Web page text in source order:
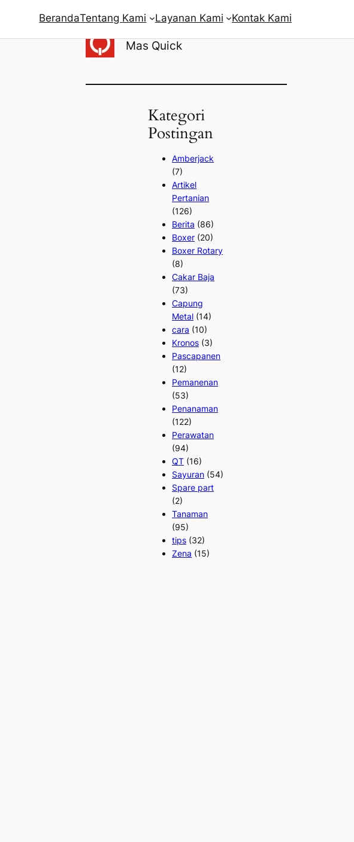
BerandaTentang Kami Layanan Kami Kontak Kami
Mas Quick
Kategori
Postingan
Amberjack
(7)
Artikel
Pertanian
(126)
Berita (86)
Boxer (20)
Boxer Rotary
(8)
Cakar Baja
(73)
Capung
Metal (14)
cara (10)
Kronos (3)
Pascapanen
(12)
Pemanenan
(53)
Penanaman
(122)
Perawatan
(94)
QT (16)
Sayuran (54)
Spare part
(2)
Tanaman
(95)
tips (32)
Zena (15)